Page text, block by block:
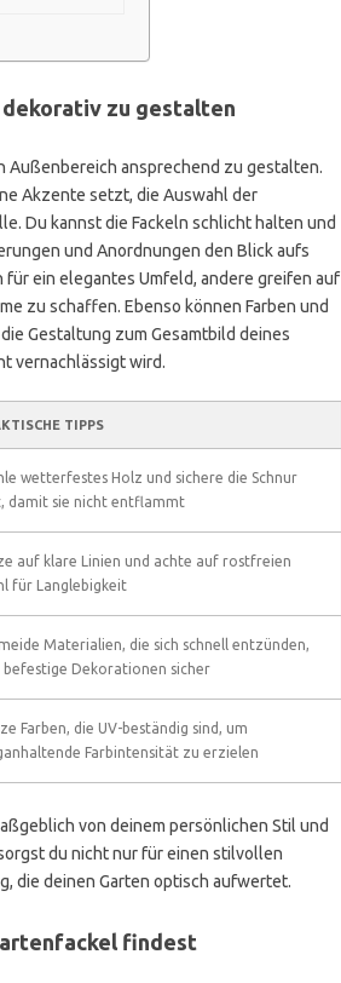
zu gestalten
Außenbereich ansprechend zu gestalten.
Akzente setzt, die Auswahl der
Du kannst die Fackeln schlicht halten und
und Anordnungen den Blick aufs
ein elegantes Umfeld, andere greifen auf
zu schaffen. Ebenso können Farben und
Gestaltung zum Gesamtbild deines
vernachlässigt wird.
TIPPS
wetterfestes Holz und sichere die Schnur
damit sie nicht entflammt
auf klare Linien und achte auf rostfreien
für Langlebigkeit
Materialien, die sich schnell entzünden,
befestige Dekorationen sicher
Farben, die UV-beständig sind, um
Farbintensität zu erzielen
von deinem persönlichen Stil und
du nicht nur für einen stilvollen
die deinen Garten optisch aufwertet.
findest